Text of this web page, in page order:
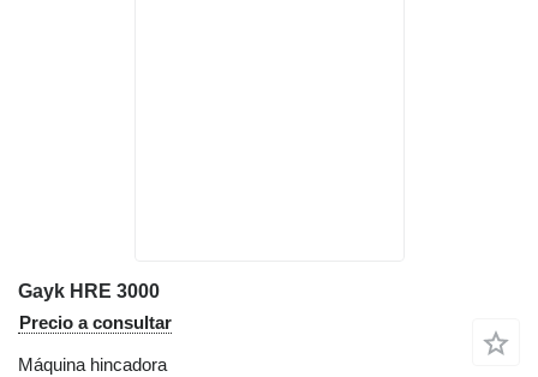
Gayk HRE 3000
Precio a consultar
Máquina hincadora